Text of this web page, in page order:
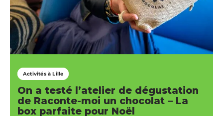
Activités à Lille
On a testé l’atelier de dégustation
de Raconte-moi un chocolat – La
box parfaite pour Noël